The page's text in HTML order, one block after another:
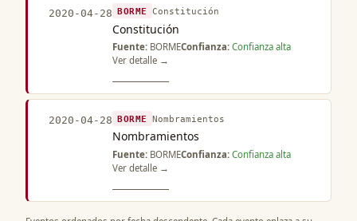
2020-04-28 BORME Constitución
Constitución
Fuente: BORMEConfianza: Confianza alta
Ver detalle →
2020-04-28 BORME Nombramientos
Nombramientos
Fuente: BORMEConfianza: Confianza alta
Ver detalle →